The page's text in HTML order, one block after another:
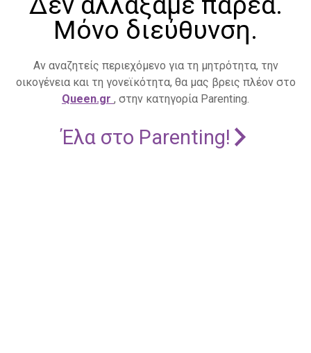
Μόνο διεύθυνση.
Αν αναζητείς περιεχόμενο για τη μητρότητα, την
οικογένεια και τη γονεϊκότητα, θα μας βρεις πλέον στο
Queen.gr , στην κατηγορία Parenting.
Έλα στο Parenting!